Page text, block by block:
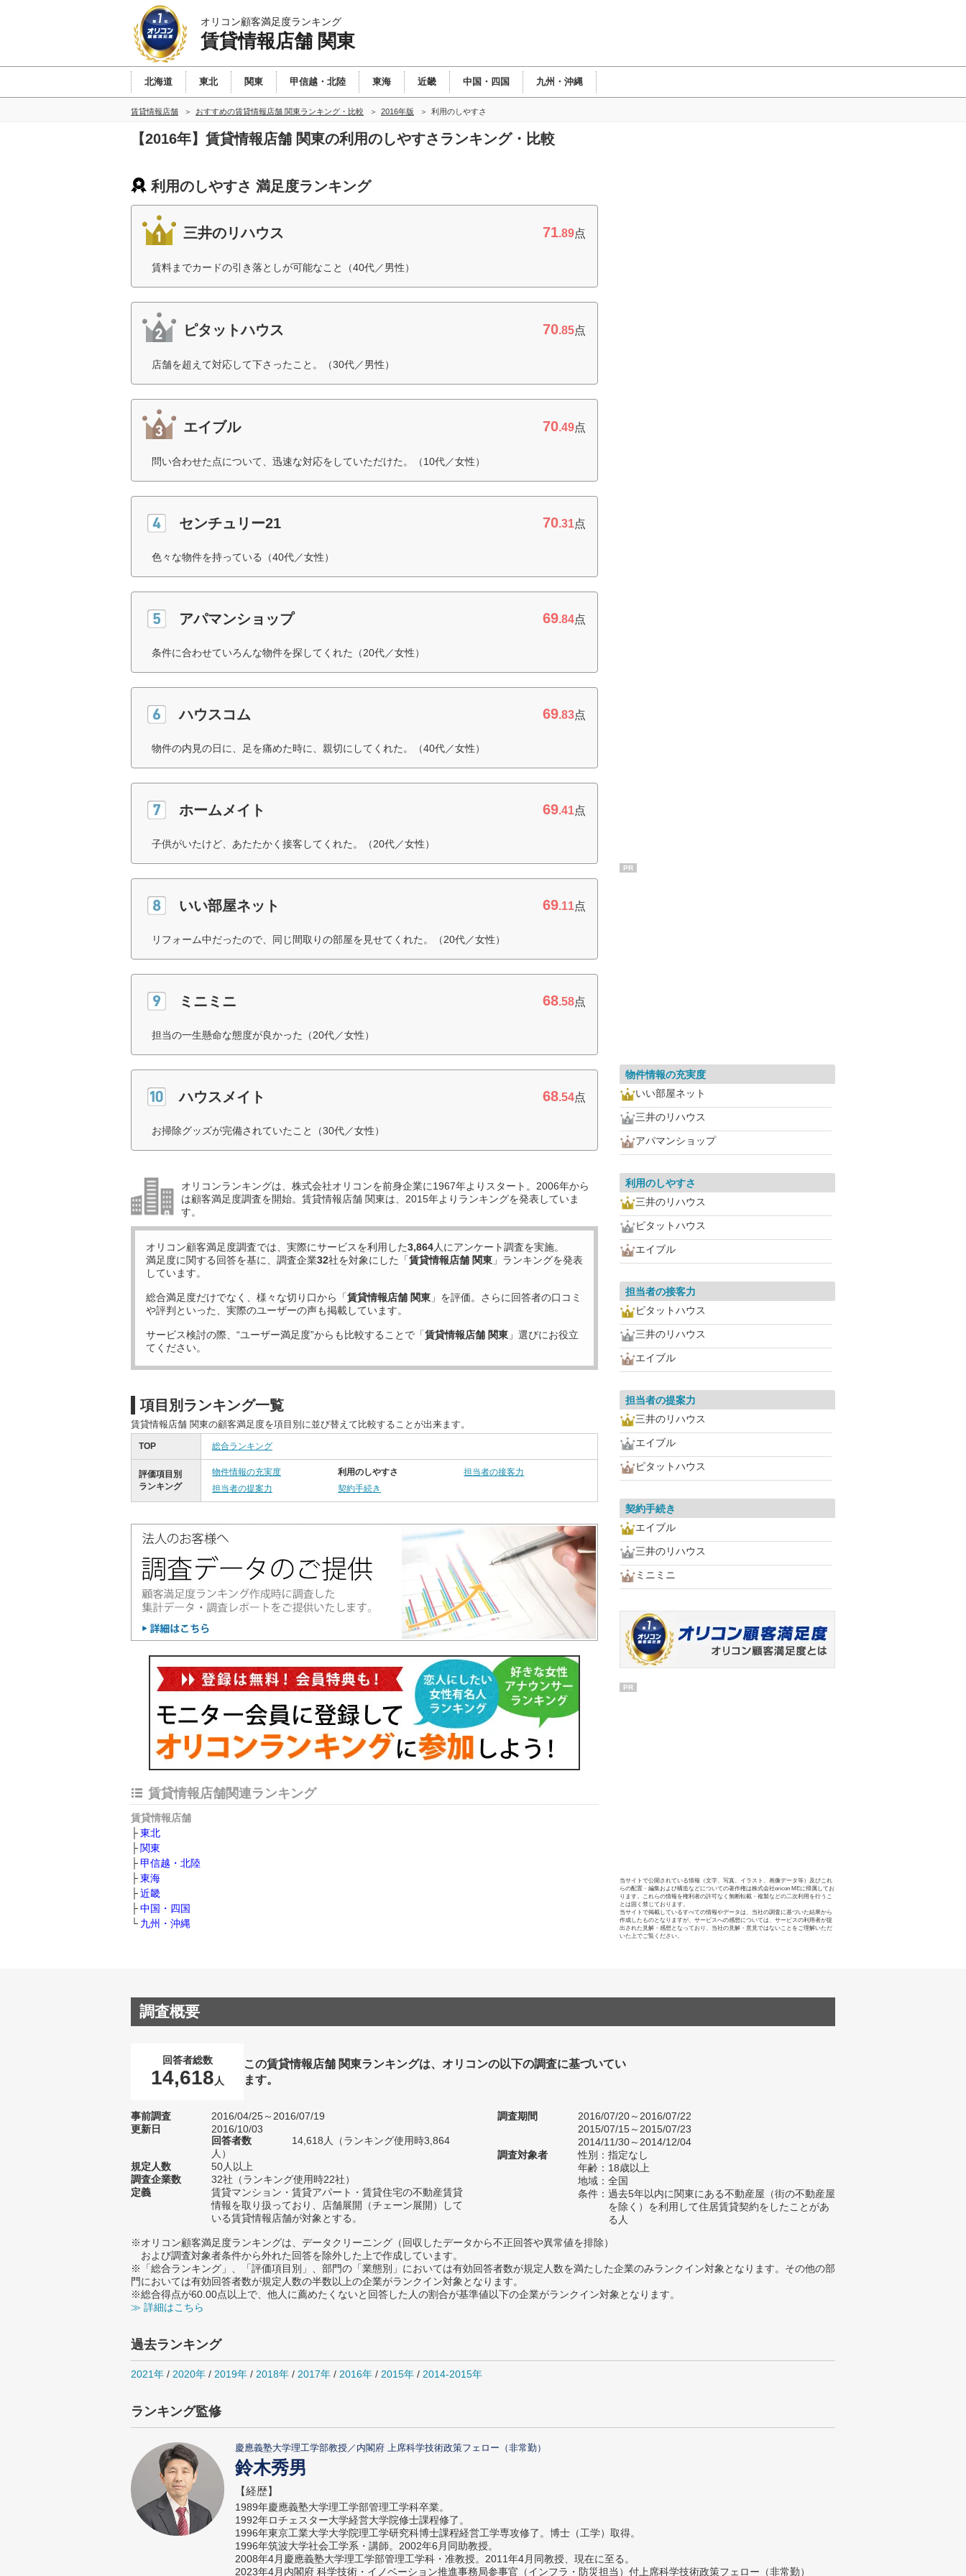
オリコン顧客満足度ランキング
賃貸情報店舗 関東
北海道 東北 関東 甲信越・北陸 東海 近畿 中国・四国 九州・沖縄
賃貸情報店舗 おすすめの賃貸情報店舗 関東ランキング・比較 2016年版 利用のしやすさ
【2016年】賃貸情報店舗 関東の利用のしやすさランキング・比較
利用のしやすさ 満足度ランキング
三井のリハウス 71.89点
賃料までカードの引き落としが可能なこと（40代／男性）
ピタットハウス 70.85点
店舗を超えて対応して下さったこと。（30代／男性）
エイブル 70.49点
問い合わせた点について、迅速な対応をしていただけた。（10代／女性）
センチュリー21 70.31点
色々な物件を持っている（40代／女性）
アパマンショップ 69.84点
条件に合わせていろんな物件を探してくれた（20代／女性）
ハウスコム 69.83点
物件の内見の日に、足を痛めた時に、親切にしてくれた。（40代／女性）
ホームメイト 69.41点
子供がいたけど、あたたかく接客してくれた。（20代／女性）
いい部屋ネット 69.11点
リフォーム中だったので、同じ間取りの部屋を見せてくれた。（20代／女性）
ミニミニ 68.58点
担当の一生懸命な態度が良かった（20代／女性）
ハウスメイト 68.54点
お掃除グッズが完備されていたこと（30代／女性）
オリコンランキングは、株式会社オリコンを前身企業に1967年よりスタート。2006年から
は顧客満足度調査を開始。賃貸情報店舗 関東は、2015年よりランキングを発表していま
す。
オリコン顧客満足度調査では、実際にサービスを利用した3,864人にアンケート調査を実施。
満足度に関する回答を基に、調査企業32社を対象にした「賃貸情報店舗 関東 」ランキングを発表
しています。
総合満足度だけでなく、様々な切り口から「賃貸情報店舗 関東 」を評価。さらに回答者の口コミ
や評判といった、実際のユーザーの声も掲載しています。
サービス検討の際、“ユーザー満足度”からも比較することで「賃貸情報店舗 関東 」選びにお役立
てください。
項目別ランキング一覧
賃貸情報店舗 関東の顧客満足度を項目別に並び替えて比較することが出来ます。
TOP 総合ランキング
評価項目別
ランキング
物件情報の充実度 利用のしやすさ
担当者の接客力
担当者の提案力
契約手続き
賃貸情報店舗関連ランキング
賃貸情報店舗
東北
関東
甲信越・北陸
東海
近畿
中国・四国
九州・沖縄
PR
物件情報の充実度
いい部屋ネット
三井のリハウス
アパマンショップ
利用のしやすさ
三井のリハウス
ピタットハウス
エイブル
担当者の接客力
ピタットハウス
三井のリハウス
エイブル
担当者の提案力
三井のリハウス
エイブル
ピタットハウス
契約手続き
エイブル
三井のリハウス
ミニミニ
PR
当サイトで公開されている情報（文字、写真、イラスト、画像データ等）及びこれ
らの配置・編集および構造などについての著作権は株式会社oricon MEに帰属してお
ります。これらの情報を権利者の許可なく無断転載・複製などの二次利用を行うこ
とは固く禁じております。
当サイトで掲載しているすべての情報やデータは、当社の調査に基づいた結果から
作成したものとなりますが、サービスへの感想については、サービスの利用者が提
出された見解・感想となっており、当社の見解・意見ではないことをご理解いただ
いた上でご覧ください。
調査概要
回答者総数
14,618 人
この賃貸情報店舗 関東ランキングは、オリコンの以下の調査に基づいてい
ます。
事前調査
2016/04/25～2016/07/19
更新日
2016/10/03
回答者数
14,618人（ランキング使用時3,864
人）
規定人数
50人以上
調査企業数
32社（ランキング使用時22社）
定義
賃貸マンション・賃貸アパート・賃貸住宅の不動産賃貸
情報を取り扱っており、店舗展開（チェーン展開）して
いる賃貸情報店舗が対象とする。
調査期間
2016/07/20～2016/07/22
2015/07/15～2015/07/23
2014/11/30～2014/12/04
調査対象者
性別：指定なし
年齢：18歳以上
地域：全国
条件：過去5年以内に関東にある不動産屋（街の不動産屋
を除く）を利用して住居賃貸契約をしたことがあ
る人
※オリコン顧客満足度ランキングは、データクリーニング（回収したデータから不正回答や異常値を排除）
および調査対象者条件から外れた回答を除外した上で作成しています。
※「総合ランキング」、「評価項目別」、部門の「業態別」においては有効回答者数が規定人数を満たした企業のみランクイン対象となります。その他の部
門においては有効回答者数が規定人数の半数以上の企業がランクイン対象となります。
※総合得点が60.00点以上で、他人に薦めたくないと回答した人の割合が基準値以下の企業がランクイン対象となります。
≫ 詳細はこちら
過去ランキング
2021年 / 2020年 / 2019年 / 2018年 / 2017年 / 2016年 / 2015年 / 2014-2015年
ランキング監修
慶應義塾大学理工学部教授／内閣府 上席科学技術政策フェロー（非常勤）
鈴木秀男
【経歴】
1989年慶應義塾大学理工学部管理工学科卒業。
1992年ロチェスター大学経営大学院修士課程修了。
1996年東京工業大学大学院理工学研究科博士課程経営工学専攻修了。博士（工学）取得。
1996年筑波大学社会工学系・講師。2002年6月同助教授。
2008年4月慶應義塾大学理工学部管理工学科・准教授。2011年4月同教授、現在に至る。
2023年4月内閣府 科学技術・イノベーション推進事務局参事官（インフラ・防災担当）付上席科学技術政策フェロー（非常勤）